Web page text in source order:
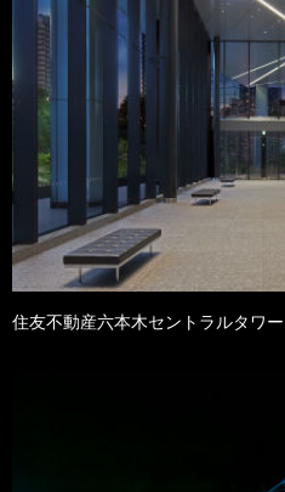
住友不動産六本木セントラルタワー